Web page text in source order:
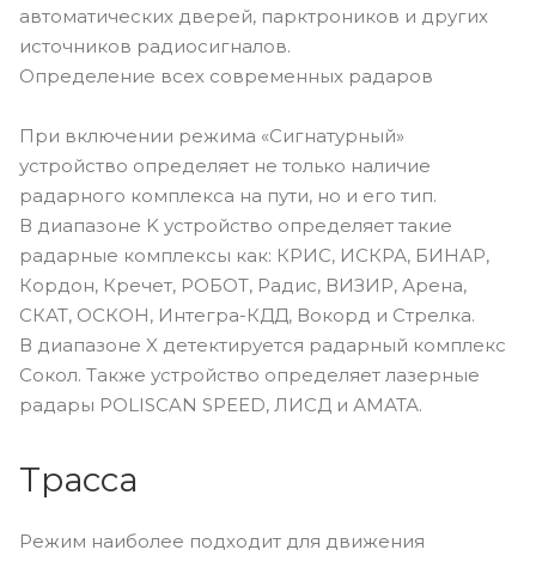
автоматических дверей, парктроников и других
источников радиосигналов.
Определение всех современных радаров
При включении режима «Сигнатурный»
устройство определяет не только наличие
радарного комплекса на пути, но и его тип.
В диапазоне K устройство определяет такие
радарные комплексы как: КРИС, ИСКРА, БИНАР,
Кордон, Кречет, РОБОТ, Радис, ВИЗИР, Арена,
СКАТ, ОСКОН, Интегра-КДД, Вокорд и Стрелка.
В диапазоне X детектируется радарный комплекс
Сокол. Также устройство определяет лазерные
радары POLISCAN SPEED, ЛИСД и АМАТА.
Трасса
Режим наиболее подходит для движения